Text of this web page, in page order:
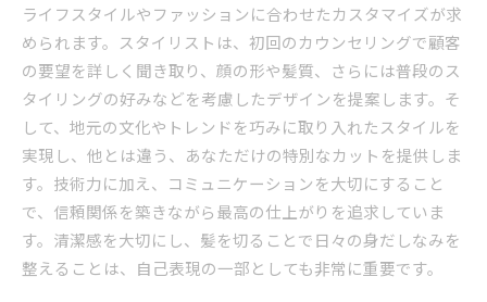
ライフスタイルやファッションに合わせたカスタマイズが求
められます。スタイリストは、初回のカウンセリングで顧客
の要望を詳しく聞き取り、顔の形や髪質、さらには普段のス
タイリングの好みなどを考慮したデザインを提案します。そ
して、地元の文化やトレンドを巧みに取り入れたスタイルを
実現し、他とは違う、あなただけの特別なカットを提供しま
す。技術力に加え、コミュニケーションを大切にすること
で、信頼関係を築きながら最高の仕上がりを追求していま
す。清潔感を大切にし、髪を切ることで日々の身だしなみを
整えることは、自己表現の一部としても非常に重要です。